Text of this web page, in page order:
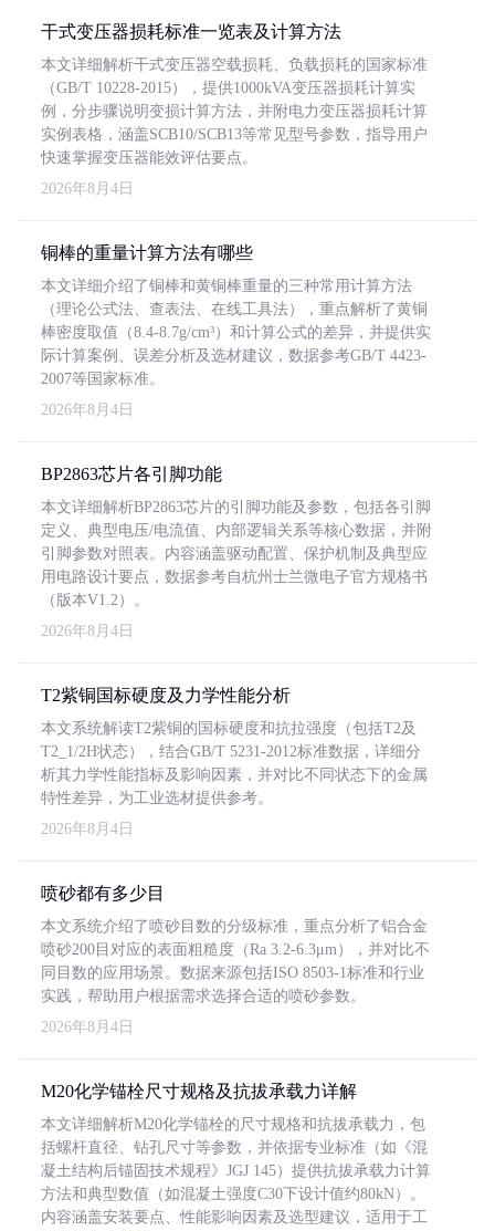
干式变压器损耗标准一览表及计算方法
本文详细解析干式变压器空载损耗、负载损耗的国家标准
（GB/T 10228-2015），提供1000kVA变压器损耗计算实
例，分步骤说明变损计算方法，并附电力变压器损耗计算
实例表格，涵盖SCB10/SCB13等常见型号参数，指导用户
快速掌握变压器能效评估要点。
2026年8月4日
铜棒的重量计算方法有哪些
本文详细介绍了铜棒和黄铜棒重量的三种常用计算方法
（理论公式法、查表法、在线工具法），重点解析了黄铜
棒密度取值（8.4-8.7g/cm³）和计算公式的差异，并提供实
际计算案例、误差分析及选材建议，数据参考GB/T 4423-
2007等国家标准。
2026年8月4日
BP2863芯片各引脚功能
本文详细解析BP2863芯片的引脚功能及参数，包括各引脚
定义、典型电压/电流值、内部逻辑关系等核心数据，并附
引脚参数对照表。内容涵盖驱动配置、保护机制及典型应
用电路设计要点，数据参考自杭州士兰微电子官方规格书
（版本V1.2）。
2026年8月4日
T2紫铜国标硬度及力学性能分析
本文系统解读T2紫铜的国标硬度和抗拉强度（包括T2及
T2_1/2H状态），结合GB/T 5231-2012标准数据，详细分
析其力学性能指标及影响因素，并对比不同状态下的金属
特性差异，为工业选材提供参考。
2026年8月4日
喷砂都有多少目
本文系统介绍了喷砂目数的分级标准，重点分析了铝合金
喷砂200目对应的表面粗糙度（Ra 3.2-6.3μm），并对比不
同目数的应用场景。数据来源包括ISO 8503-1标准和行业
实践，帮助用户根据需求选择合适的喷砂参数。
2026年8月4日
M20化学锚栓尺寸规格及抗拔承载力详解
本文详细解析M20化学锚栓的尺寸规格和抗拔承载力，包
括螺杆直径、钻孔尺寸等参数，并依据专业标准（如《混
凝土结构后锚固技术规程》JGJ 145）提供抗拔承载力计算
方法和典型数值（如混凝土强度C30下设计值约80kN）。
内容涵盖安装要点、性能影响因素及选型建议，适用于工